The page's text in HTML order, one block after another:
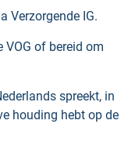
Verzorgende IG.
of bereid om
spreekt, in
houding hebt op de